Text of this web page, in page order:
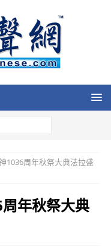
1036周年秋祭大典法拉盛
年秋祭大典